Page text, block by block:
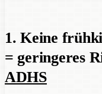
1. Keine
= geringeres
ADHS